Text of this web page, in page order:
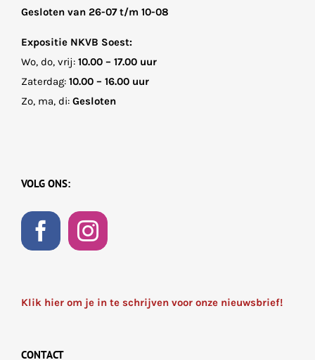
Gesloten van 26-07 t/m 10-08
Expositie NKVB Soest:
Wo, do, vrij: 10.00 – 17.00 uur
Zaterdag: 10.00 – 16.00 uur
Zo, ma, di: Gesloten
VOLG ONS:
Klik hier om je in te schrijven voor onze nieuwsbrief!
CONTACT